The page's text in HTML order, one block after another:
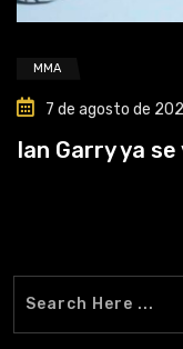
MMA
7 de agosto de
Ian Garry ya